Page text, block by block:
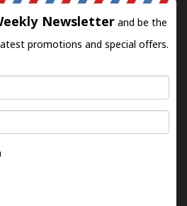
Newsletter and be the
promotions and special offers.